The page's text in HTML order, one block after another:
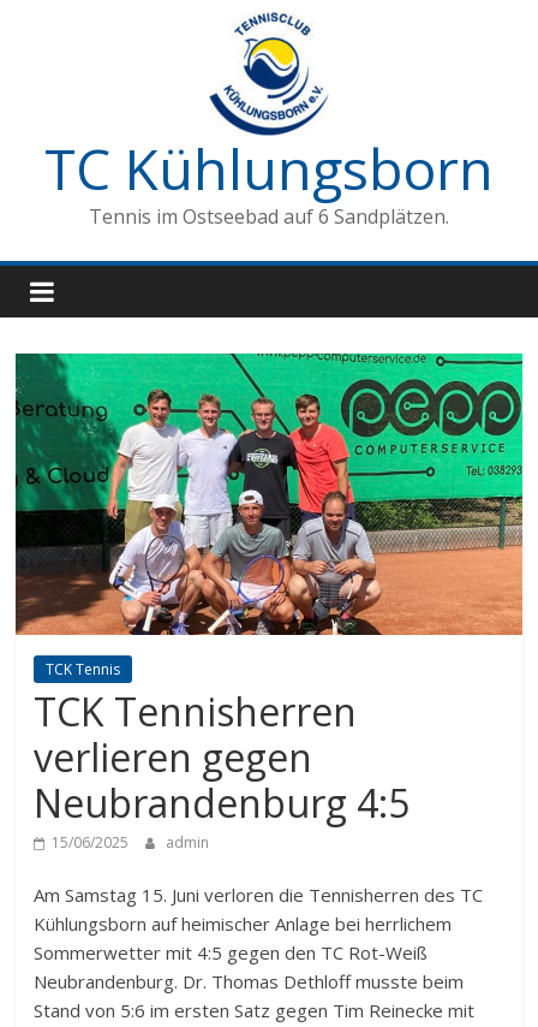
TC Kühlungsborn
Tennis im Ostseebad auf 6 Sandplätzen.
TCK Tennis
TCK Tennisherren
verlieren gegen
Neubrandenburg 4:5
15/06/2025 admin
Am Samstag 15. Juni verloren die Tennisherren des TC
Kühlungsborn auf heimischer Anlage bei herrlichem
Sommerwetter mit 4:5 gegen den TC Rot-Weiß
Neubrandenburg. Dr. Thomas Dethloff musste beim
Stand von 5:6 im ersten Satz gegen Tim Reinecke mit